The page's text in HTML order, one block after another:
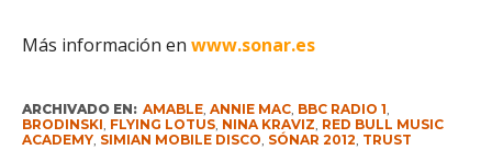
Más información en www.sonar.es
ARCHIVADO EN: AMABLE, ANNIE MAC, BBC RADIO 1,
BRODINSKI, FLYING LOTUS, NINA KRAVIZ, RED BULL MUSIC
ACADEMY, SIMIAN MOBILE DISCO, SÓNAR 2012, TRUST